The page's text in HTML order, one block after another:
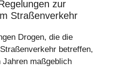
zur
Straßenverkehr
Drogen, die die
betreffen,
maßgeblich